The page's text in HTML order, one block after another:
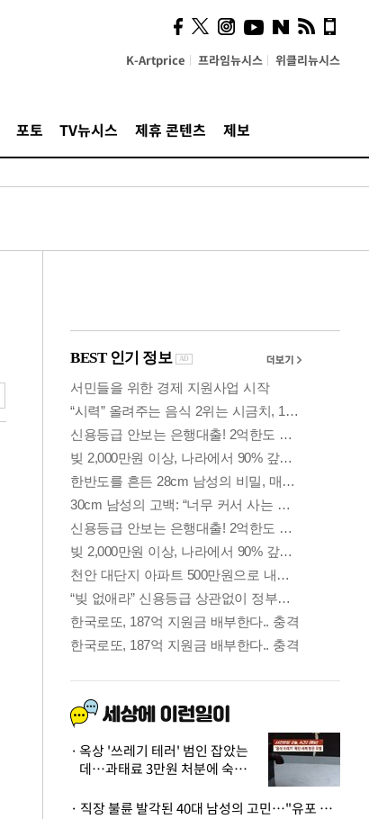
K-Artprice 프라임뉴시스 위클리뉴시스
포토 TV뉴시스 제휴 콘텐츠 제보
시, 스마트폰 액세서리에
NFC 더했다
옥상 '쓰레기 테러' 범인 잡았는
데…과태료 3만원 처분에 숙박업
· 직장 불륜 발각된 40대 남성의 고민…"유포 동료 명예훼손·협박죄 고소 가능할까"